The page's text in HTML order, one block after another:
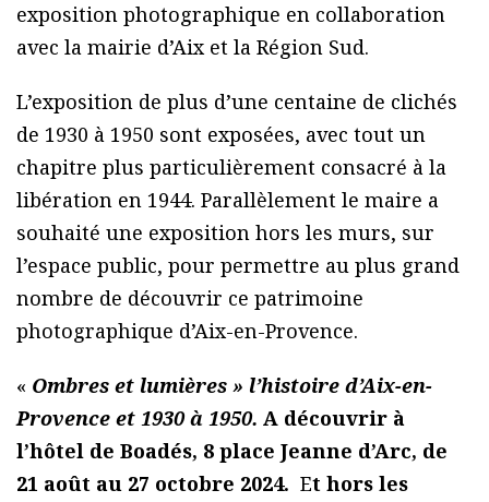
exposition photographique en collaboration
avec la mairie d’Aix et la Région Sud.
L’exposition de plus d’une centaine de clichés
de 1930 à 1950 sont exposées, avec tout un
chapitre plus particulièrement consacré à la
libération en 1944. Parallèlement le maire a
souhaité une exposition hors les murs, sur
l’espace public, pour permettre au plus grand
nombre de découvrir ce patrimoine
photographique d’Aix-en-Provence.
« Ombres et lumières » l’histoire d’Aix-en-
Provence et 1930 à 1950. A découvrir à
l’hôtel de Boadés, 8 place Jeanne d’Arc, de
21 août au 27 octobre 2024. Et hors les